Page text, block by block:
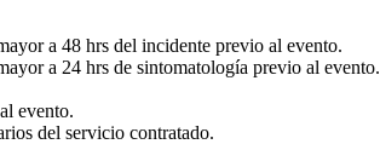
a 48 hrs del incidente previo al evento.
a 24 hrs de sintomatología previo al evento.
evento.
del servicio contratado.